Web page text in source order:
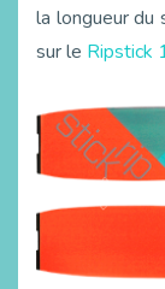
la longueur du
sur le Ripstick